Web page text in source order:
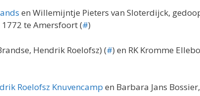
en Willemijntje Pieters van Sloterdijck,
te Amersfoort (#)
Hendrik Roelofsz) (#) en RK Kromme
Roelofsz Knuvencamp en Barbara Jans